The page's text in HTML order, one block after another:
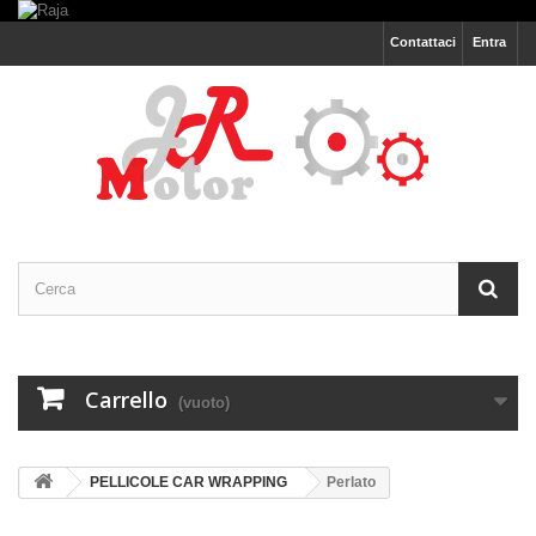
Entra
Contattaci
Carrello (vuoto)
PELLICOLE CAR WRAPPING Perlato